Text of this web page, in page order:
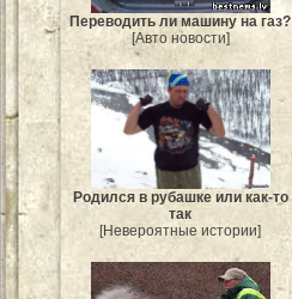
Переводить ли машину на газ?
[Авто новости]
Родился в рубашке или как-то
так
[Невероятные истории]